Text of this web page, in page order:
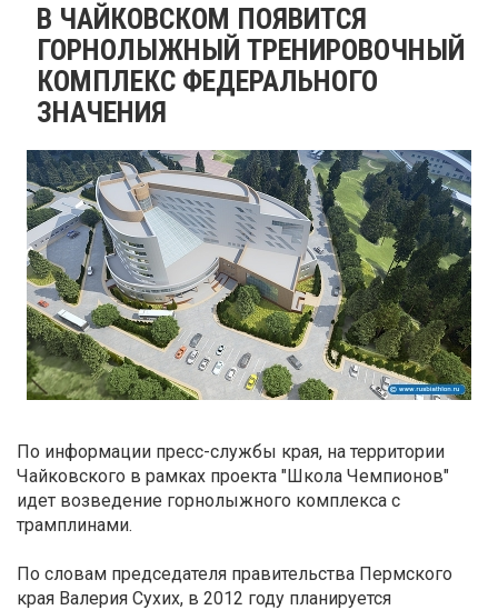
В ЧАЙКОВСКОМ ПОЯВИТСЯ
ГОРНОЛЫЖНЫЙ ТРЕНИРОВОЧНЫЙ
КОМПЛЕКС ФЕДЕРАЛЬНОГО
ЗНАЧЕНИЯ
По информации пресс-службы края, на территории
Чайковского в рамках проекта "Школа Чемпионов"
идет возведение горнолыжного комплекса с
трамплинами.
По словам председателя правительства Пермского
края Валерия Сухих, в 2012 году планируется